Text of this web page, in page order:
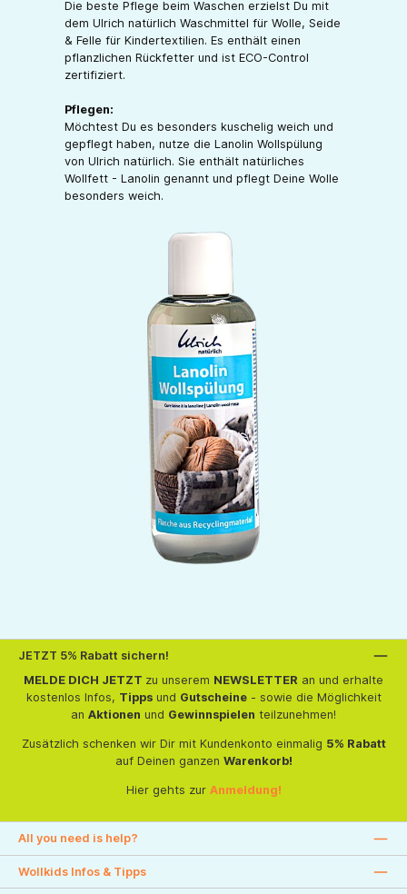
Die beste Pflege beim Waschen erzielst Du mit
dem Ulrich natürlich Waschmittel für Wolle, Seide
& Felle für Kindertextilien. Es enthält einen
pflanzlichen Rückfetter und ist ECO-Control
zertifiziert.
Pflegen:
Möchtest Du es besonders kuschelig weich und
gepflegt haben, nutze die Lanolin Wollspülung
von Ulrich natürlich. Sie enthält natürliches
Wollfett - Lanolin genannt und pflegt Deine Wolle
besonders weich.
JETZT 5% Rabatt sichern!
MELDE DICH JETZT zu unserem NEWSLETTER an und erhalte
kostenlos Infos, Tippsund Gutscheine- sowie die Möglichkeit
an Aktionen und Gewinnspielen teilzunehmen!
Zusätzlich schenken wir Dir mit Kundenkonto einmalig 5% Rabatt
auf Deinen ganzen Warenkorb!
Hier gehts zur Anmeldung!
All you need is help?
Wollkids Infos & Tipps